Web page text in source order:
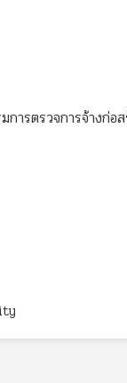
การตรวจการจ้าง